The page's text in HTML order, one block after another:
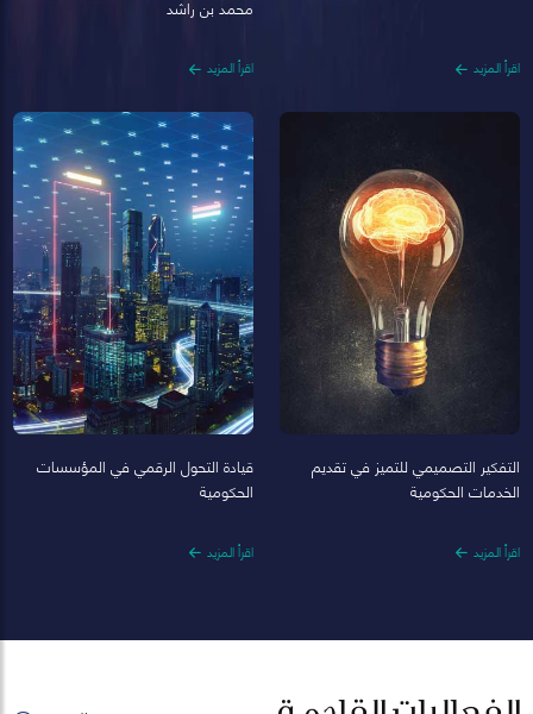
اقرأ المزيد
محمد بن راشد
اقرأ المزيد
التفكير التصميمي للتميز في تقديم
الخدمات الحكومية
اقرأ المزيد
قيادة التحول الرقمي في المؤسسات
الحكومية
اقرأ المزيد